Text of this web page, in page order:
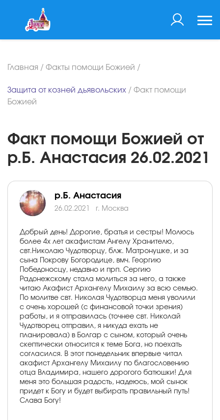
Главная / Факты помощи Божией /
Защита от козней дьявольских / Факт помощи
Божией
Факт помощи Божией от
р.Б. Анастасия 26.02.2021
р.Б. Анастасия
26.02.2021 г. Москва
Добрый день! Дорогие, братья и сестры! Молюсь
более 4х лет акафистам Ангелу Хранителю,
свт.Николаю Чудотворцу, блж. Матронушке, и за
сына Покрову Богородице, вмч. Георгию
Победоносцу, недавно и прп. Сергию
Радонежскому стала молиться за него, а также
читаю Акафист Архангелу Михаилу за всю семью.
По молитве свт. Николая Чудотворца меня уволили
с очень хорошей (с финансовой точки зрения)
работы, и я отправилась (точнее свт. Николай
Чудотворец отправил, я никуда ехать не
планировала) в Болгар с сыном, который очень
скептически относится к теме Бога, но поехать
согласился. В этот понедельник впервые читал
акафист Архангелу Михаилу по благословению
отца Владимира, нашего дорогого батюшки! Для
меня это большая радость, надеюсь, мой сынок
придет к Богу и будет выбирать правильный путь!
Слава Богу!